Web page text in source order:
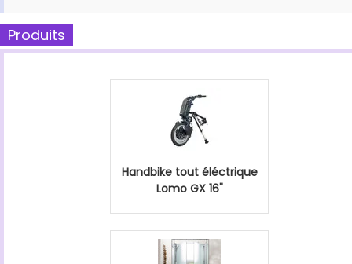
Produits
Handbike tout éléctrique
Lomo GX 16"